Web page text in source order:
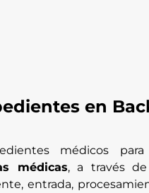
en
médicos
médicas, a través
entrada,